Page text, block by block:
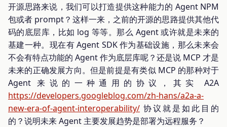
开源思路来说，我们可以打造提供这种能力的 Agent NPM
包或者 prompt？这样一来，之前的开源的思路提供其他代
码的底层库，比如 log 等等。那么 Agent 或许就是未来的
基建一种。现在有 Agent SDK 作为基础设施，那么未来会
不会有特点功能的 Agent 作为底层库呢？还是说 MCP 才是
未来的正确发展方向。但是前提是有类似 MCP 的那种对于
Agent 来说的一种通用的协议，其实 A2A
https://developers.googleblog.com/zh-hans/a2a-a-
new-era-of-agent-interoperability/ 协议就是如此目的
的？说明未来 Agent 主要发展趋势是部署为远程服务？